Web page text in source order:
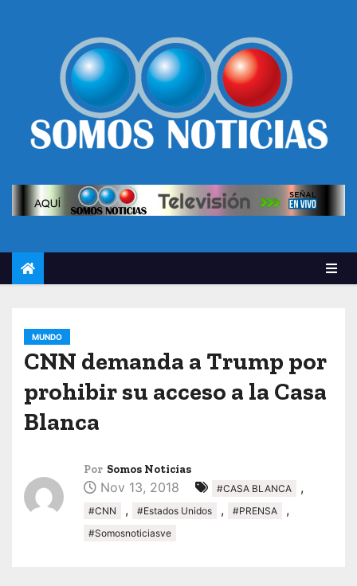
MUNDO
CNN demanda a Trump por
prohibir su acceso a la Casa
Blanca
Por Somos Noticias
Nov 13, 2018 #CASA BLANCA ,
#CNN , #Estados Unidos , #PRENSA ,
#Somosnoticiasve